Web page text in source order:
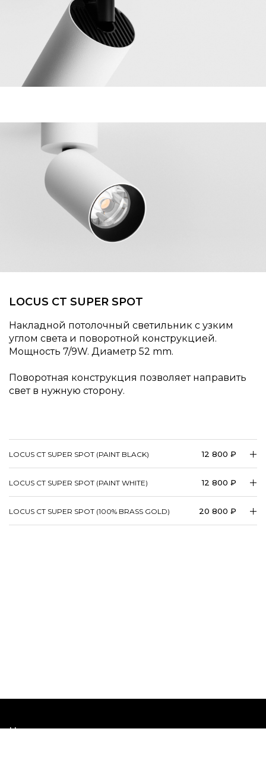
LOCUS CT SUPER SPOT
Накладной потолочный светильник с узким
углом света и поворотной конструкцией.
Мощность 7/9W. Диаметр 52 mm.
Поворотная конструкция позволяет направить
свет в нужную сторону.
LOCUS CT SUPER SPOT (PAINT BLACK) 12 800 ₽
LOCUS CT SUPER SPOT (PAINT WHITE) 12 800 ₽
LOCUS CT SUPER SPOT (100% BRASS GOLD) 20 800 ₽
Наши шоурумы